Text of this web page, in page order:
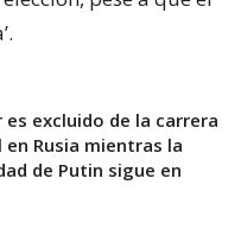
excluido de la carrera
Rusia mientras la
de Putin sigue en